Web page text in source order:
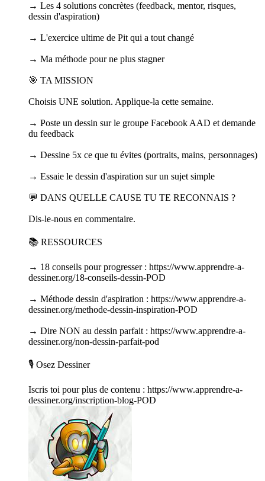
→ Les 4 solutions concrètes (feedback, mentor, risques,
dessin d'aspiration)
→ L'exercice ultime de Pit qui a tout changé
→ Ma méthode pour ne plus stagner
🎯 TA MISSION
Choisis UNE solution. Applique-la cette semaine.
→ Poste un dessin sur le groupe Facebook AAD et demande
du feedback
→ Dessine 5x ce que tu évites (portraits, mains, personnages)
→ Essaie le dessin d'aspiration sur un sujet simple
💬 DANS QUELLE CAUSE TU TE RECONNAIS ?
Dis-le-nous en commentaire.
📚 RESSOURCES
→ 18 conseils pour progresser : https://www.apprendre-a-
dessiner.org/18-conseils-dessin-POD
→ Méthode dessin d'aspiration : https://www.apprendre-a-
dessiner.org/methode-dessin-inspiration-POD
→ Dire NON au dessin parfait : https://www.apprendre-a-
dessiner.org/non-dessin-parfait-pod
🎙️ Osez Dessiner
Iscris toi pour plus de contenu : https://www.apprendre-a-
dessiner.org/inscription-blog-POD